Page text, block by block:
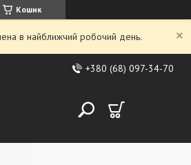
Кошик
в найближчий робочий день.
+380 (68) 097-34-70